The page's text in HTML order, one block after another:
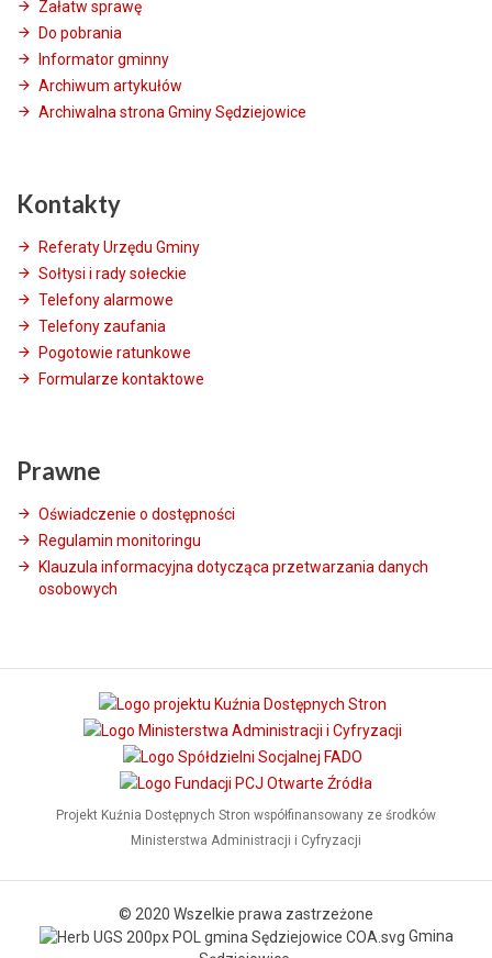
Załatw sprawę
Do pobrania
Informator gminny
Archiwum artykułów
Archiwalna strona Gminy Sędziejowice
Kontakty
Referaty Urzędu Gminy
Sołtysi i rady sołeckie
Telefony alarmowe
Telefony zaufania
Pogotowie ratunkowe
Formularze kontaktowe
Prawne
Oświadczenie o dostępności
Regulamin monitoringu
Klauzula informacyjna dotycząca przetwarzania danych
osobowych
Projekt Kuźnia Dostępnych Stron współfinansowany ze środków
Ministerstwa Administracji i Cyfryzacji
© 2020 Wszelkie prawa zastrzeżone
Gmina